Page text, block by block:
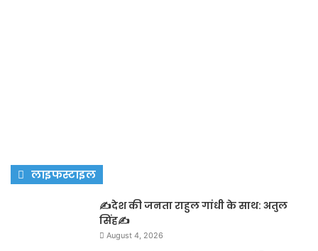
लाइफस्टाइल
✍️देश की जनता राहुल गांधी के साथ: अतुल
सिंह✍️
August 4, 2026